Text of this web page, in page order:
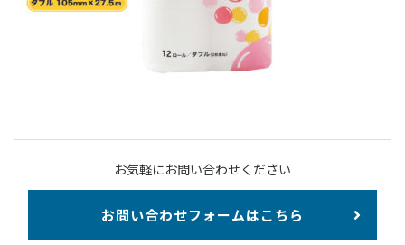
お気軽にお問い合わせください
お問い合わせフォームはこちら